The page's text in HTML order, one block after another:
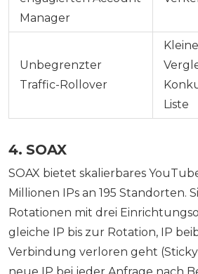
Manager
Unbegrenzter
Traffic-Rollover
Liste
4. SOAX
SOAX bietet skalierbares
Millionen IPs an 195 Standorten.
Rotationen mit drei
gleiche IP bis zur Rotation, IP
Verbindung verloren geht